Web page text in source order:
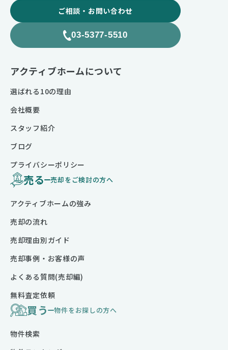
ご相談・お問い合わせ
03-5377-5510
売る 売却をご検討の方へ
アクティブホームの強み
売却の流れ
売却理由別ガイド
売却事例・お客様の声
よくある質問(売却編)
無料査定依頼
買う 物件をお探しの方へ
物件検索
アクティブホームについて
選ばれる10の理由
会社概要
スタッフ紹介
ブログ
プライバシーポリシー